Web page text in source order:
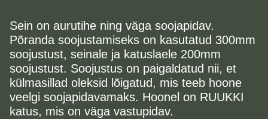
Sein on aurutihe ning väga soojapidav.
Põranda soojustamiseks on kasutatud 300mm
soojustust, seinale ja katuslaele 200mm
soojustust. Soojustus on paigaldatud nii, et
külmasillad oleksid lõigatud, mis teeb hoone
veelgi soojapidavamaks. Hoonel on RUUKKI
katus, mis on väga vastupidav.